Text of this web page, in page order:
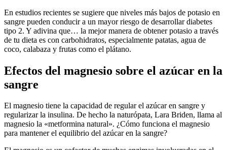
En estudios recientes se sugiere que niveles más bajos de potasio en
sangre pueden conducir a un mayor riesgo de desarrollar diabetes
tipo 2. Y adivina que… la mejor manera de obtener potasio a través
de tu dieta es con carbohidratos, especialmente patatas, agua de
coco, calabaza y frutas como el plátano.
Efectos del magnesio sobre el azúcar en la
sangre
El magnesio tiene la capacidad de regular el azúcar en sangre y
regularizar la insulina. De hecho la naturópata, Lara Briden, llama al
magnesio la «metformina natural». ¿Cómo funciona el magnesio
para mantener el equilibrio del azúcar en la sangre?